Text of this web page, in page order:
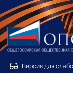
Версия для